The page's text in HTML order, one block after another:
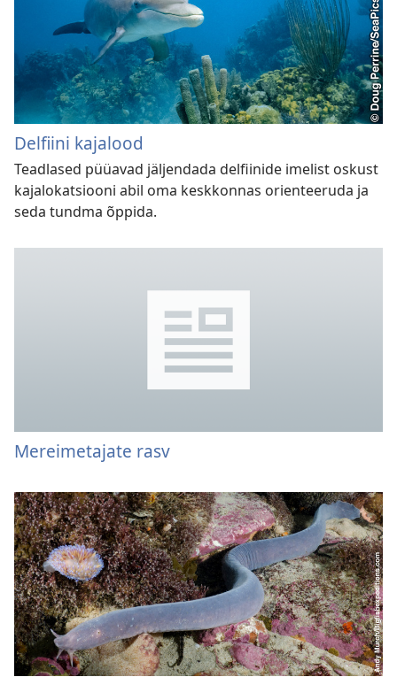
Delfiini kajalood
Teadlased püüavad jäljendada delfiinide imelist oskust
kajalokatsiooni abil oma keskkonnas orienteeruda ja
seda tundma õppida.
Mereimetajate rasv